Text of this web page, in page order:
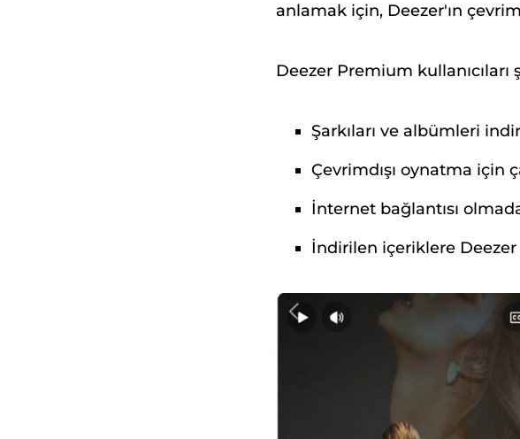
anlamak için, Deezer'ın
Deezer Premium kullanıcıları
Şarkıları ve albümleri
Çevrimdışı oynatma için
İnternet bağlantısı
İndirilen içeriklere